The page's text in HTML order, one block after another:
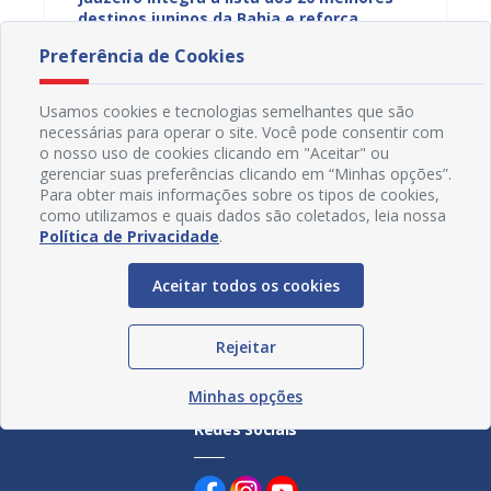
em
destinos juninos da Bahia e reforça
07/08/2026 15H09
Redes Sociais
Preferência de Cookies
Usamos cookies e tecnologias semelhantes que são
necessárias para operar o site. Você pode consentir com
o nosso uso de cookies clicando em "Aceitar" ou
gerenciar suas preferências clicando em “Minhas opções”.
Para obter mais informações sobre os tipos de cookies,
como utilizamos e quais dados são coletados, leia nossa
Política de Privacidade.
Aceitar todos os cookies
Rejeitar
Minhas opções